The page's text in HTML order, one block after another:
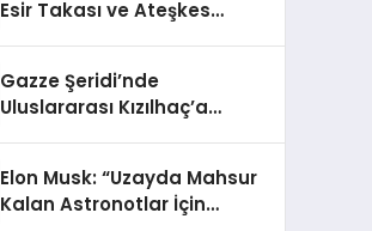
Esir Takası ve Ateşkes
Gazze Şeridi’nde
Uluslararası Kızılhaç’a
Gönderiliyor
Elon Musk: “Uzayda Mahsur
Kalan Astronotlar İçin